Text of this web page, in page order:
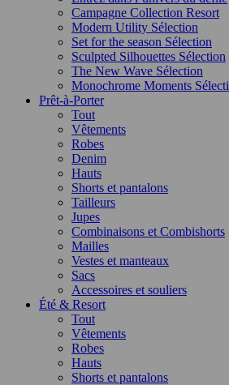
Campagne Collection Resort
Modern Utility Sélection
Set for the season Sélection
Sculpted Silhouettes Sélection
The New Wave Sélection
Monochrome Moments
Prêt-à-Porter
Tout
Vêtements
Robes
Denim
Hauts
Shorts et pantalons
Tailleurs
Jupes
Combinaisons et Combishorts
Mailles
Vestes et manteaux
Sacs
Accessoires et souliers
Été & Resort
Tout
Vêtements
Robes
Hauts
Shorts et pantalons